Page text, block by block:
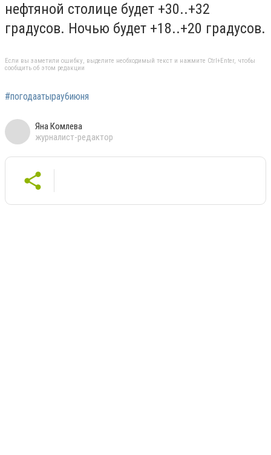
нефтяной столице будет +30..+32
градусов. Ночью будет +18..+20 градусов.
Если вы заметили ошибку, выделите необходимый текст и нажмите Ctrl+Enter, чтобы
сообщить об этом редакции
#погодаатырау6июня
Яна Комлева
журналист-редактор